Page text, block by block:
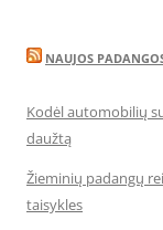
NAUJOS
Kodėl automobilių
daužtą
Žieminių padangų
taisykles